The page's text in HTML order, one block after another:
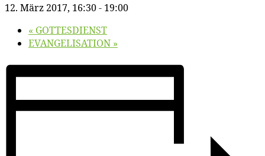
12. März 2017, 16:30- 19:00
« GOTTESDIENST
EVANGELISATION »